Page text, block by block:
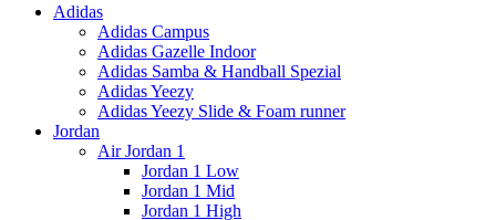
Adidas
Adidas Campus
Adidas Gazelle Indoor
Adidas Samba & Handball Spezial
Adidas Yeezy
Adidas Yeezy Slide & Foam runner
Jordan
Air Jordan 1
Jordan 1 Low
Jordan 1 Mid
Jordan 1 High